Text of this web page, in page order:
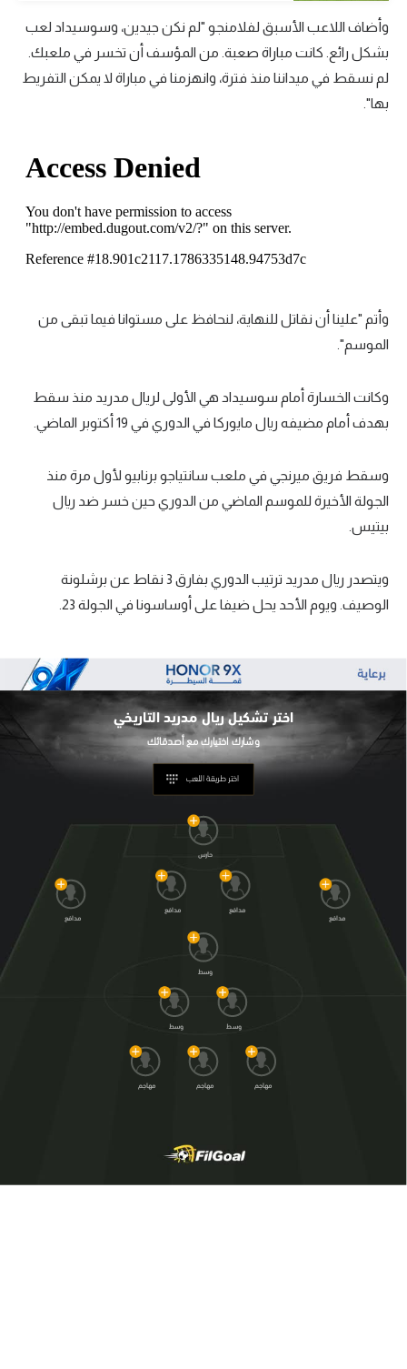
Gamers
ميركاتو
تحقيق في الجول
وأضاف اللاعب الأسبق لفلامنجو "لم نكن جيدين، وسوسيداد لعب
بشكل رائع. كانت مباراة صعبة. من المؤسف أن تخسر في ملعبك.
لم نسقط في ميداننا منذ فترة، وانهزمنا في مباراة لا يمكن التفريط
بها".
وأتم "علينا أن نقاتل للنهاية، لنحافظ على مستوانا فيما تبقى من
الموسم".
وكانت الخسارة أمام سوسيداد هي الأولى لريال مدريد منذ سقط
بهدف أمام مضيفه ريال مايوركا في الدوري في 19 أكتوبر الماضي.
وسقط فريق ميرنجي في ملعب سانتياجو برنابيو لأول مرة منذ
الجولة الأخيرة للموسم الماضي من الدوري حين خسر ضد ريال
بيتيس.
ويتصدر ريال مدريد ترتيب الدوري بفارق 3 نقاط عن برشلونة
الوصيف. ويوم الأحد يحل ضيفا على أوساسونا في الجولة 23.
اختر تشكيلريال مدريد التاريخي
وشارك اختيارك مع أصدقائك‎
اختر طريقة اللعب
حارس
مدافع
مدافع
مدافع
مدافع
وسط
وسط وسط
مهاجم مهاجم مهاجم